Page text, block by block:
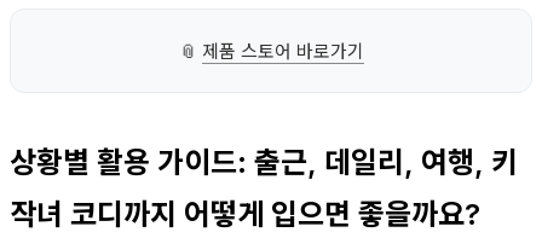
📎 제품 스토어 바로가기
상황별 활용 가이드: 출근, 데일리, 여행, 키
작녀 코디까지 어떻게 입으면 좋을까요?